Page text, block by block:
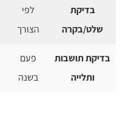
בדיקת
שלט/בקרה
לפי
הצורך
בדיקת תושבות
ותלייה
פעם
בשנה